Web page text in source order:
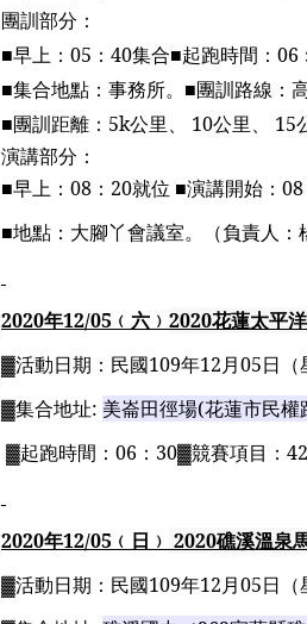
團訓部分：
■早上： 05 ： 40集合■起跑時間： 06
■集合地點：事務所。 ■團訓路線：
■團訓距離： 5k公里、 10公里、 15
演講部分：
■早上： 08 ： 20就位 ■演講開始： 08
■地點：大腳丫會議室。 （負責人
2020年12/05 ﹙六﹚ 2020花蓮太平
▓活動日期： 民國109年12月05日
▓集合地址: 美崙田徑場(花蓮市民權
▓起跑時間： 06 ： 30▓競賽項目： 42
2020年12/05 ﹙日﹚ 2020礁溪溫泉
▓活動日期： 民國109年12月05日